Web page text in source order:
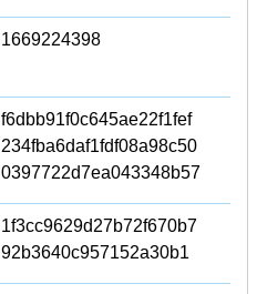
1669224398
f6dbb91f0c645ae22f1fef
234fba6daf1fdf08a98c50
0397722d7ea043348b57
1f3cc9629d27b72f670b7
92b3640c957152a30b1